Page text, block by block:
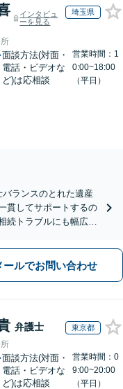
インタビュ
ーを見る
埼玉県
面談方法(対面・
電話・ビデオな
ど)は応相談
営業時間：1
0:00~18:00
（平日）
バランスのとれた遺産
貫してサポートするの
続トラブルにも幅広く
ールでお問い合わせ
弁護士 東京都
面談方法(対面・
電話・ビデオな
ど)は応相談
営業時間：0
9:00~20:00
（平日）